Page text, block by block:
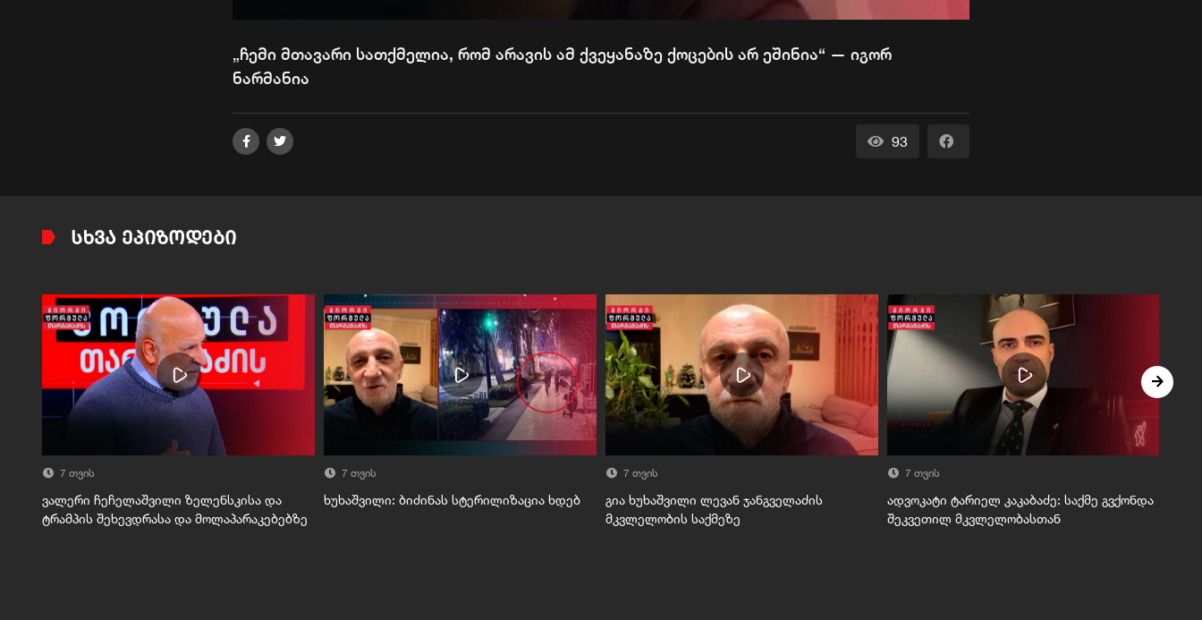
„ჩემი მთავარი სათქმელია, რომ არავის ამ ქვეყანაზე ქოცების არ ეშინია“ — იგორ
ნარმანია
93
ᲡᲮᲕᲐ ᲔᲞᲘᲖᲝᲓᲔᲑᲘ
7 თვის
ვალერი ჩეჩელაშვილი ზელენსკისა და
ტრამპის შეხევდრასა და მოლაპარაკებებზე
7 თვის
ხუხაშვილი: ბიძინას სტერილიზაცია ხდებ
7 თვის
გია ხუხაშვილი ლევან ჯანგველაძის
მკვლელობის საქმეზე
7 თვის
ადვოკატი ტარიელ კაკაბაძე: საქმე გვქონდა
შეკვეთილ მკვლელობასთან